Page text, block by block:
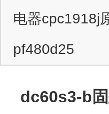
电器cpc1918j
pf480d25
dc60s3-b